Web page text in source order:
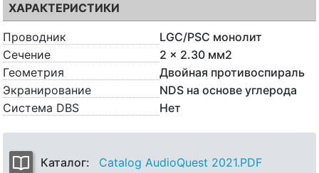
ХАРАКТЕРИСТИКИ
Проводник
LGC/PSC монолит
Сечение
2 x 2.30 мм2
Геометрия
Двойная противоспираль
Экранирование
NDS на основе углерода
Система DBS
Нет
Каталог: Catalog AudioQuest 2021.PDF